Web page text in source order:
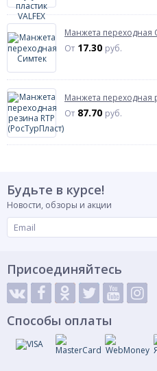
Манжета переходная
От 17.30 руб.
Манжета переходная
От 87.70 руб.
Будьте в курсе!
Новости, обзоры и акции
Присоединяйтесь
Способы оплаты